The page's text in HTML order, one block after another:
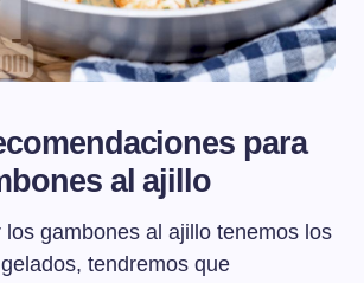
para
al ajillo
gambones al ajillo tenemos los
tendremos que